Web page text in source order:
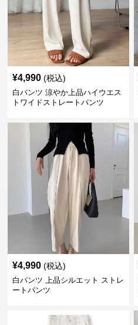
¥4,990 (税込)
白パンツ 涼やか上品ハイウエス
トワイドストレートパンツ
¥4,990 (税込)
白パンツ 上品シルエット ストレ
ートパンツ